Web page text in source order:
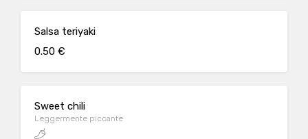
Salsa teriyaki
0.50 €
Sweet chili
Leggermente piccante